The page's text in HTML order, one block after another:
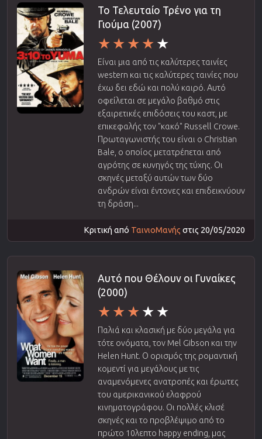
Το Τελευταίο Τρένο για τη
Γιούμα (2007)
Είναι μια από τις καλύτερες ταινίες
western και τις καλύτερες ταινίες που
έχω δει εδώ και πολύ καιρό. Αυτό
οφείλεται σε μεγάλο βαθμό στις
εξαιρετικές επιδόσεις του καστ, με
επικεφαλής τον "κακό" Russell Crowe.
Πρωταγωνιστής του είναι ο Christian
Bale, ο οποίος μετατρέπεται από
αγρότης σε κυνηγός της τύχης. Οι
σκηνές μεταξύ αυτών των δύο
ανδρών είναι έντονες και επιδεικνύουν
τη δράση...
Κριτική από ΤαινιοΜανής στις 20/05/2020
Αυτό που Θέλουν οι Γυναίκες
(2000)
Παλιά και κλασική με δύο μεγάλα για
τότε ονόματα, τον Mel Gibson και την
Helen Hunt. Ο ορισμός της ρομαντική
κομεντί για μεγάλους με τις
αναμενόμενες ανατροπές και έρωτες
του αμερικανικού ελαφρού
κινηματογράφου. Οι πολλές κλισέ
σκηνές και το προβλέψιμο από το
πρώτο 10λεπτο happy ending, μας